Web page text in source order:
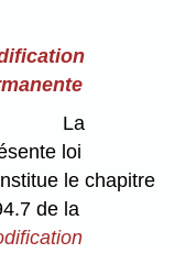
La
loi
le chapitre
de la